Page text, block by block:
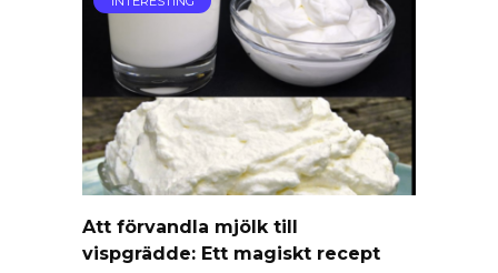
Att förvandla mjölk till
vispgrädde: Ett magiskt recept